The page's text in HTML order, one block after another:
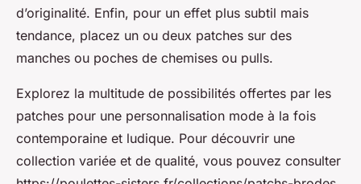
d’originalité. Enfin, pour un effet plus subtil mais
tendance, placez un ou deux patches sur des
manches ou poches de chemises ou pulls.
Explorez la multitude de possibilités offertes par les
patches pour une personnalisation mode à la fois
contemporaine et ludique. Pour découvrir une
collection variée et de qualité, vous pouvez consulter